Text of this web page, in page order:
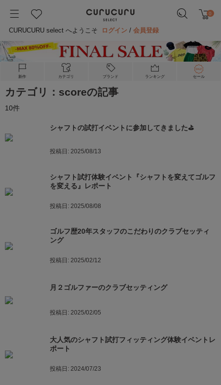
0
CURUCURU select へようこそ ログイン /会員登録
新作 カテゴリ ブランド ランキング セール
カテゴリ：scoreの記事
10件
シャフトの試打イベントに参加してきました⛳
投稿日: 2025/08/13
シャフト試打体験イベント『シャフトを変えてゴルフ
を変える』レポート
投稿日: 2025/08/08
ゴルフ歴20年スタッフのこだわりのクラブセッティ
ング
投稿日: 2025/02/12
月２ゴルファーのクラブセッティング
投稿日: 2025/02/05
大人気のシャフト試打フィッティング体験イベントレ
ポート
投稿日: 2024/07/23